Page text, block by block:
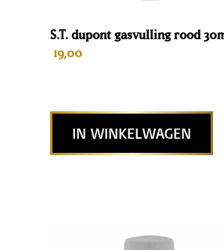
S.T. dupont gasvulling rood
19,00
IN WINKELWAGEN